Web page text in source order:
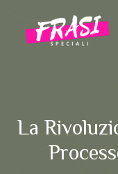
contenuto
La